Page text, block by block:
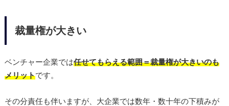
裁量権が大きい
ベンチャー企業では任せてもらえる範囲＝裁量権が大きいのも
メリットです。
その分責任も伴いますが、大企業では数年・数十年の下積みが